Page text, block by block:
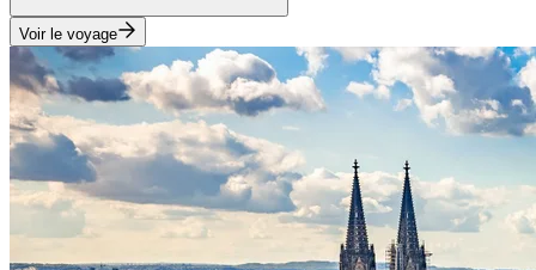
Voir le voyage